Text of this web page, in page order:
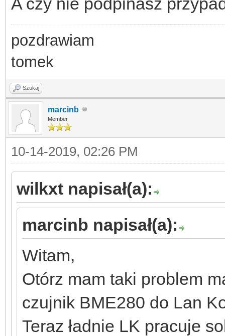
pozdrawiam
tomek
Szukaj
marcinb
Member
10-14-2019, 02:26 PM
wilkxt napisał(a):
marcinb napisał(a):
Witam,
Otórz mam taki problem
czujnik BME280 do Lan
Teraz ładnie LK pracuje